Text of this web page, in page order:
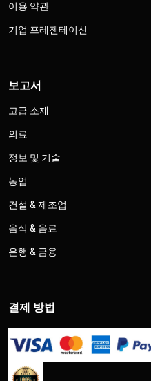
이용 약관
기업 프레젠테이션
보고서
고급 소재
의료
정보 및 기술
농업
건설 & 제조업
음식 & 음료
은행 & 금융
결제 방법